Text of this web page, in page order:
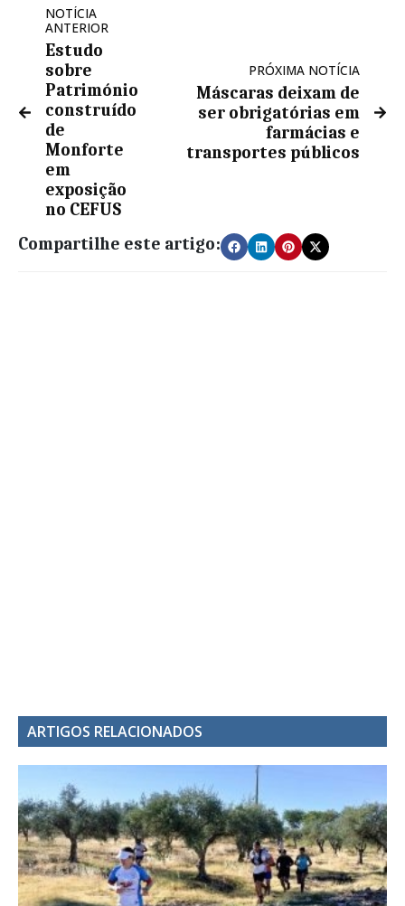
NOTÍCIA
ANTERIOR
Estudo
sobre
Património
construído
de
Monforte
em
exposição
no CEFUS
PRÓXIMA NOTÍCIA
Máscaras deixam de
ser obrigatórias em
farmácias e
transportes públicos
Compartilhe este artigo:
ARTIGOS RELACIONADOS